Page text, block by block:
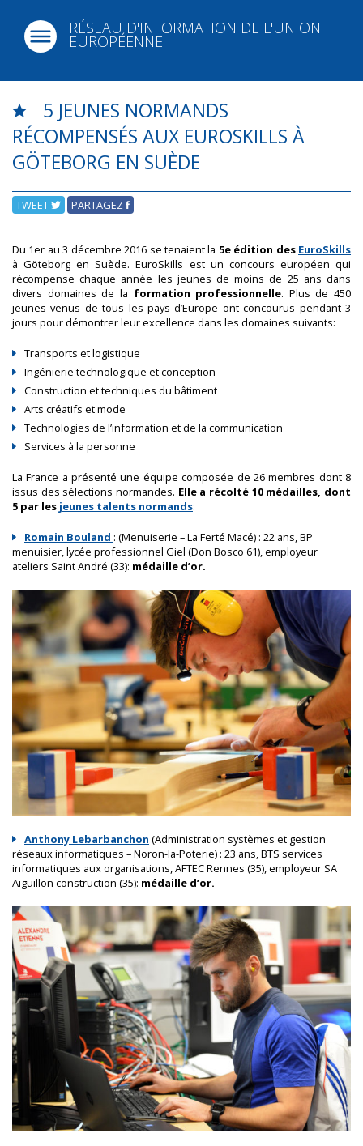
RÉSEAU D'INFORMATION DE L'UNION
EUROPÉENNE
5 JEUNES NORMANDS
RÉCOMPENSÉS AUX EUROSKILLS À
GÖTEBORG EN SUÈDE
TWEET PARTAGEZ
Du 1er au 3 décembre 2016 se tenaient la 5e édition des EuroSkills
à Göteborg en Suède. EuroSkills est un concours européen qui
récompense chaque année les jeunes de moins de 25 ans dans
divers domaines de la formation professionnelle. Plus de 450
jeunes venus de tous les pays d’Europe ont concourus pendant 3
jours pour démontrer leur excellence dans les domaines suivants:
Transports et logistique
Ingénierie technologique et conception
Construction et techniques du bâtiment
Arts créatifs et mode
Technologies de l’information et de la communication
Services à la personne
La France a présenté une équipe composée de 26 membres dont 8
issus des sélections normandes. Elle a récolté 10 médailles, dont
5 par les jeunes talents normands:
Romain Bouland : (Menuiserie – La Ferté Macé) : 22 ans, BP
menuisier, lycée professionnel Giel (Don Bosco 61), employeur
ateliers Saint André (33): médaille d’or.
Anthony Lebarbanchon (Administration systèmes et gestion
réseaux informatiques – Noron-la-Poterie) : 23 ans, BTS services
informatiques aux organisations, AFTEC Rennes (35), employeur SA
Aiguillon construction (35): médaille d’or.